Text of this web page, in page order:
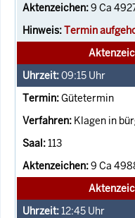
9 Ca
Termin
09:15 Uhr
Gütetermin
Klagen in
113
9 Ca
12:45 Uhr